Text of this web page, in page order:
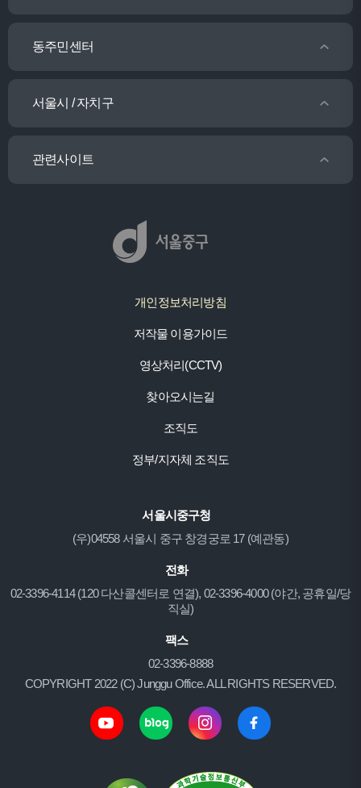
동주민센터
서울시 / 자치구
관련사이트
개인정보처리방침
저작물 이용가이드
영상처리(CCTV)
찾아오시는길
조직도
정부/지자체 조직도
서울시중구청
(우)04558 서울시 중구 창경궁로 17 (예관동)
전화
02-3396-4114 (120 다산콜센터로 연결), 02-3396-4000 (야간, 공휴일/당
직실)
팩스
02-3396-8888
COPYRIGHT 2022 (C) Junggu Office. ALL RIGHTS RESERVED.